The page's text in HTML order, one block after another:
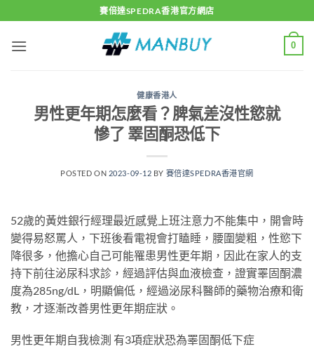
to
content
賽倍達SPEDRA香港官方網店
0
健康香港人
男性更年期怎麼看？脾氣差沒性慾就
慘了 睪固酮恐低下
POSTED ON 2023-09-12 BY 賽倍達SPEDRA香港官網
52歲的黃姓銀行經理最近感覺上班注意力不能集中，開會時
變得易怒罵人，下班後看電視會打瞌睡，腰圍變粗，性慾下
降很多，他擔心自己可能罹患男性更年期，因此在家人的支
持下前往泌尿科求診，經過評估與血液檢查，證實睪固酮濃
度為285ng/dL，明顯偏低，經過泌尿科醫師的藥物治療和衛
教，才逐漸改善男性更年期症狀。
男性更年期自我檢測 有3項症狀恐為睪固酮低下症